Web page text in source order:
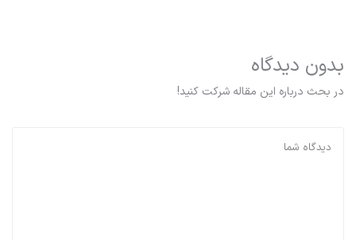
بدون دیدگاه
در بحث درباره این مقاله شرکت کنید!